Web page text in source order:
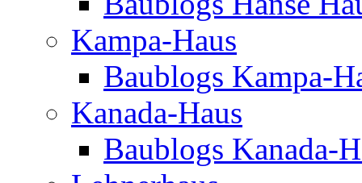
Kampa-Haus
Baublogs Kampa-
Kanada-Haus
Baublogs Kanada-